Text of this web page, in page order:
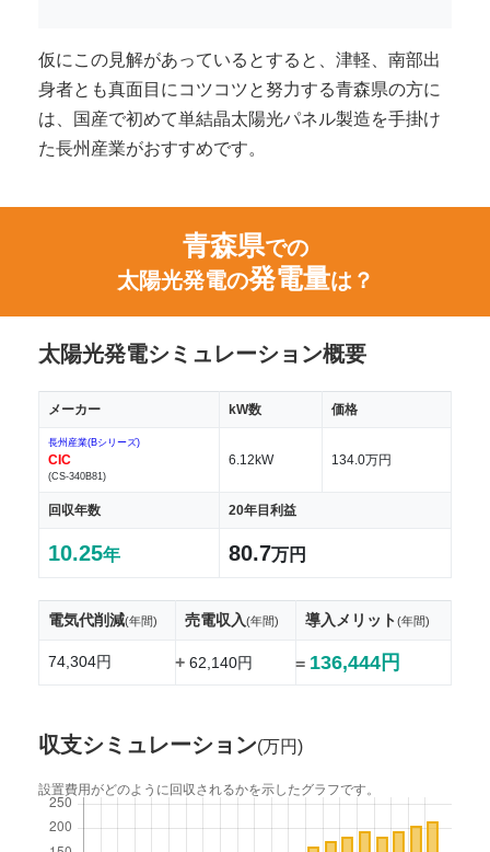
仮にこの見解があっているとすると、津軽、南部出
身者とも真面目にコツコツと努力する青森県の方に
は、国産で初めて単結晶太陽光パネル製造を手掛け
た長州産業がおすすめです。
青森県での
太陽光発電の発電量は？
太陽光発電シミュレーション概要
メーカー kW数 価格
長州産業(Bシリーズ)
CIC
(CS-340B81)
6.12kW 134.0万円
回収年数 20年目利益
10.25年 80.7万円
電気代削減(年間) 売電収入(年間) 導入メリット(年間)
74,304円 +62,140円 = 136,444円
収支シミュレーション(万円)
設置費用がどのように回収されるかを示したグラフです。